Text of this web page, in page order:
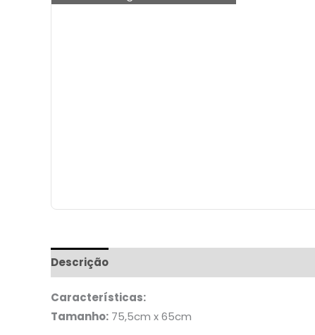
Descrição
Características:
Tamanho: 75,5cm x 65cm